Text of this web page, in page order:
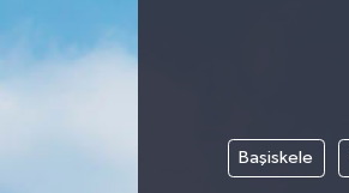
Başiskele
DÜNYA